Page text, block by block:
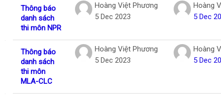
Thông báo
danh sách
thi môn NPR
Hoàng Việt Phương
5 Dec 2023
Hoàng
5 Dec
Thông báo
danh sách
thi môn
MLA-CLC
Hoàng Việt Phương
5 Dec 2023
Hoàng
5 Dec